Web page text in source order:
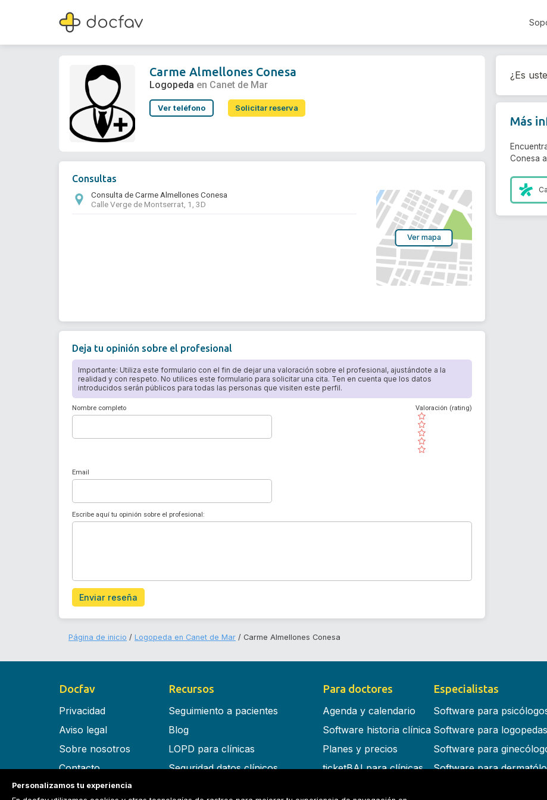
Carme Almellones Conesa
Logopeda
Carme Almellones Conesa
Logopeda en Canet de Mar
Ver teléfono Solicitar reserva
Consultas
Consulta de Carme Almellones Conesa
Calle Verge de Montserrat, 1, 3D
Ver mapa
Deja tu opinión sobre el profesional
Importante: Utiliza este formulario con el fin de dejar una valoración sobre el profesional, ajustándote a la
realidad y con respeto. No utilices este formulario para solicitar una cita. Ten en cuenta que los datos
introducidos serán públicos para todas las personas que visiten este perfil.
Nombre completo
( )
( )
( )
( )
( )
Valoración (rating)
Email
Escribe aquí tu opinión sobre el profesional:
Enviar reseña
¿Es
Más
Conesa
Página de inicio Logopeda en Canet de Mar Carme Almellones Conesa
Docfav
Privacidad
Aviso legal
Sobre nosotros
Contacto
Términos y condiciones
Recursos
Seguimiento a pacientes
Blog
LOPD para clínicas
Seguridad datos clínicos
Para doctores
Agenda y calendario
Software historia clínica
Planes y precios
ticketBAI para clínicas
Especialistas
Software para
Software para logopedas
Software para
Software para
Personalizamos tu experiencia